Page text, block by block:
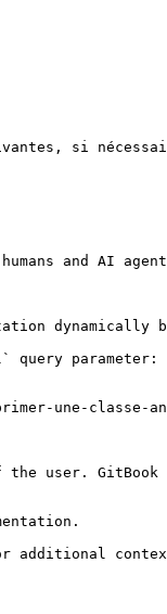
si
and AI
dynamically
query parameter:
une-classe-
user.
additional